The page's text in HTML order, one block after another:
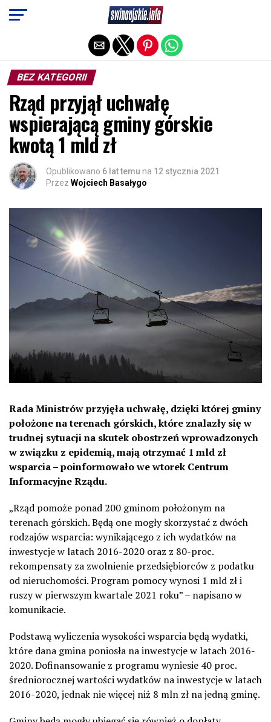
BEZ KATEGORII
Rząd przyjął uchwałę
wspierającą gminy górskie
kwotą 1 mld zł
Opublikowano 6 lat temu na 12 stycznia 2021
Przez Wojciech Basałygo
Rada Ministrów przyjęła uchwałę, dzięki której gminy
położone na terenach górskich, które znalazły się w
trudnej sytuacji na skutek obostrzeń wprowadzonych
w związku z epidemią, mają otrzymać 1 mld zł
wsparcia – poinformowało we wtorek Centrum
Informacyjne Rządu.
„Rząd pomoże ponad 200 gminom położonym na
terenach górskich. Będą one mogły skorzystać z dwóch
rodzajów wsparcia: wynikającego z ich wydatków na
inwestycje w latach 2016-2020 oraz z 80-proc.
rekompensaty za zwolnienie przedsiębiorców z podatku
od nieruchomości. Program pomocy wynosi 1 mld zł i
ruszy w pierwszym kwartale 2021 roku” – napisano w
komunikacie.
Podstawą wyliczenia wysokości wsparcia będą wydatki,
które dana gmina poniosła na inwestycje w latach 2016-
2020. Dofinansowanie z programu wyniesie 40 proc.
średniorocznej wartości wydatków na inwestycje w latach
2016-2020, jednak nie więcej niż 8 mln zł na jedną gminę.
Exit mobile version